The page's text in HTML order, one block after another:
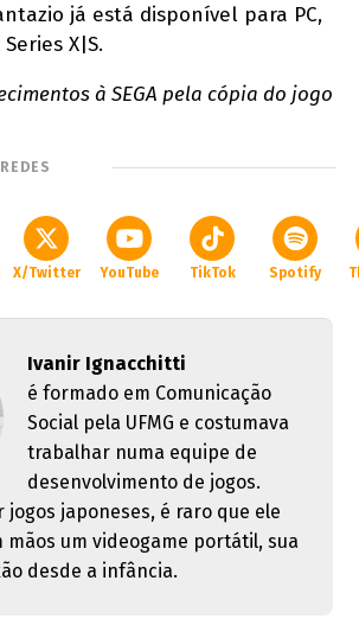
já está disponível para PC,
Series X|S.
à SEGA pela cópia do jogo
X/Twitter YouTube TikTok Spotify
Ivanir Ignacchitti
é formado em Comunicação
Social pela UFMG e costumava
trabalhar numa equipe de
desenvolvimento de jogos.
jogos japoneses, é raro que ele
mãos um videogame portátil, sua
desde a infância.